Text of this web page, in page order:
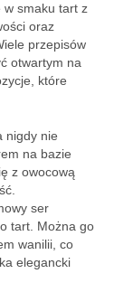
w smaku tart z
oraz
przepisów
otwartym na
które
nigdy nie
na bazie
z owocową
ser
tart. Można go
wanilii, co
elegancki